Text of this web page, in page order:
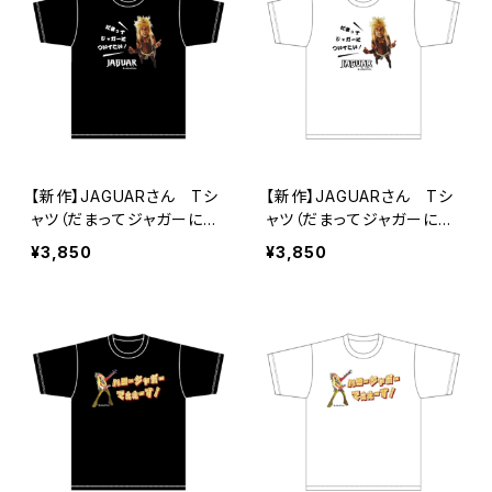
【新作】JAGUARさん Tシ
ャツ（だまってジャガーにつ
いてこい！B）Black
¥3,850
【新作】JAGUARさん Tシ
ャツ（だまってジャガーにつ
いてこい！B）White
¥3,850